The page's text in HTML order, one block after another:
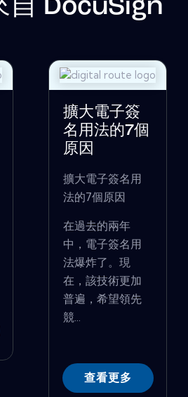
自 DocuSign
擴大電子簽
名用法的7個
原因
擴大電子簽名用
法的7個原因
在過去的兩年
中，電子簽名用
法爆炸了。現
在，該技術更加
普遍，希望領先
競...
查看更多